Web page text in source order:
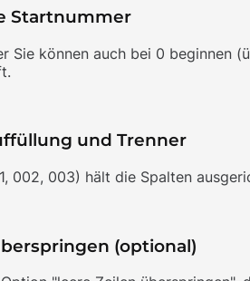
Startnummer
Sie können auch bei 0 beginnen
und Trenner
002, 003) hält die Spalten
(optional)